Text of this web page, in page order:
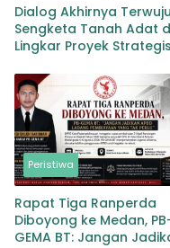
Dialog Akhirnya
Sengketa Tanah Adat
Lingkar Proyek Strategis
Baru
Peristiwa
Rapat Tiga Ranperda
Diboyong ke Medan,
GEMA BT: Jangan